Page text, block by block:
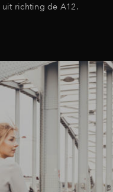
uit richting de A12.